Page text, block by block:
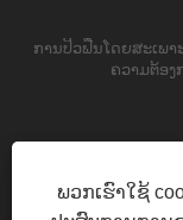
ການປິວຟືນໂດຍສະເພ
ຄວາມຕ້ອງ
ພວກເຮົາໃຊ້